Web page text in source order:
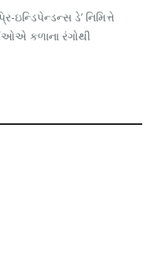
ઇન્ડિપેન્ડન્સ ડે’ નિમિત્તે
કળાના રંગોથી